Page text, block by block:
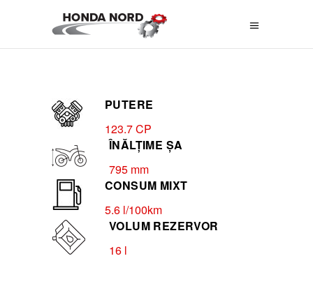
PUTERE
123.7 CP
ÎNĂLȚIME ȘA
795 mm
CONSUM MIXT
5.6 l/100km
VOLUM REZERVOR
16 l